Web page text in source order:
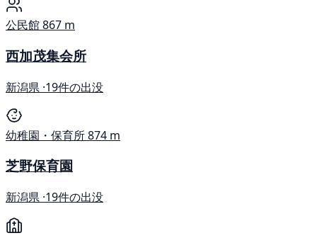
公民館867 m
西加茂集会所
新潟県 ·19件の出没
幼稚園・保育所874 m
芝野保育園
新潟県 ·19件の出没